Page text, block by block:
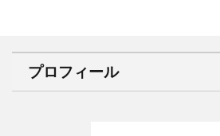
プロフィール